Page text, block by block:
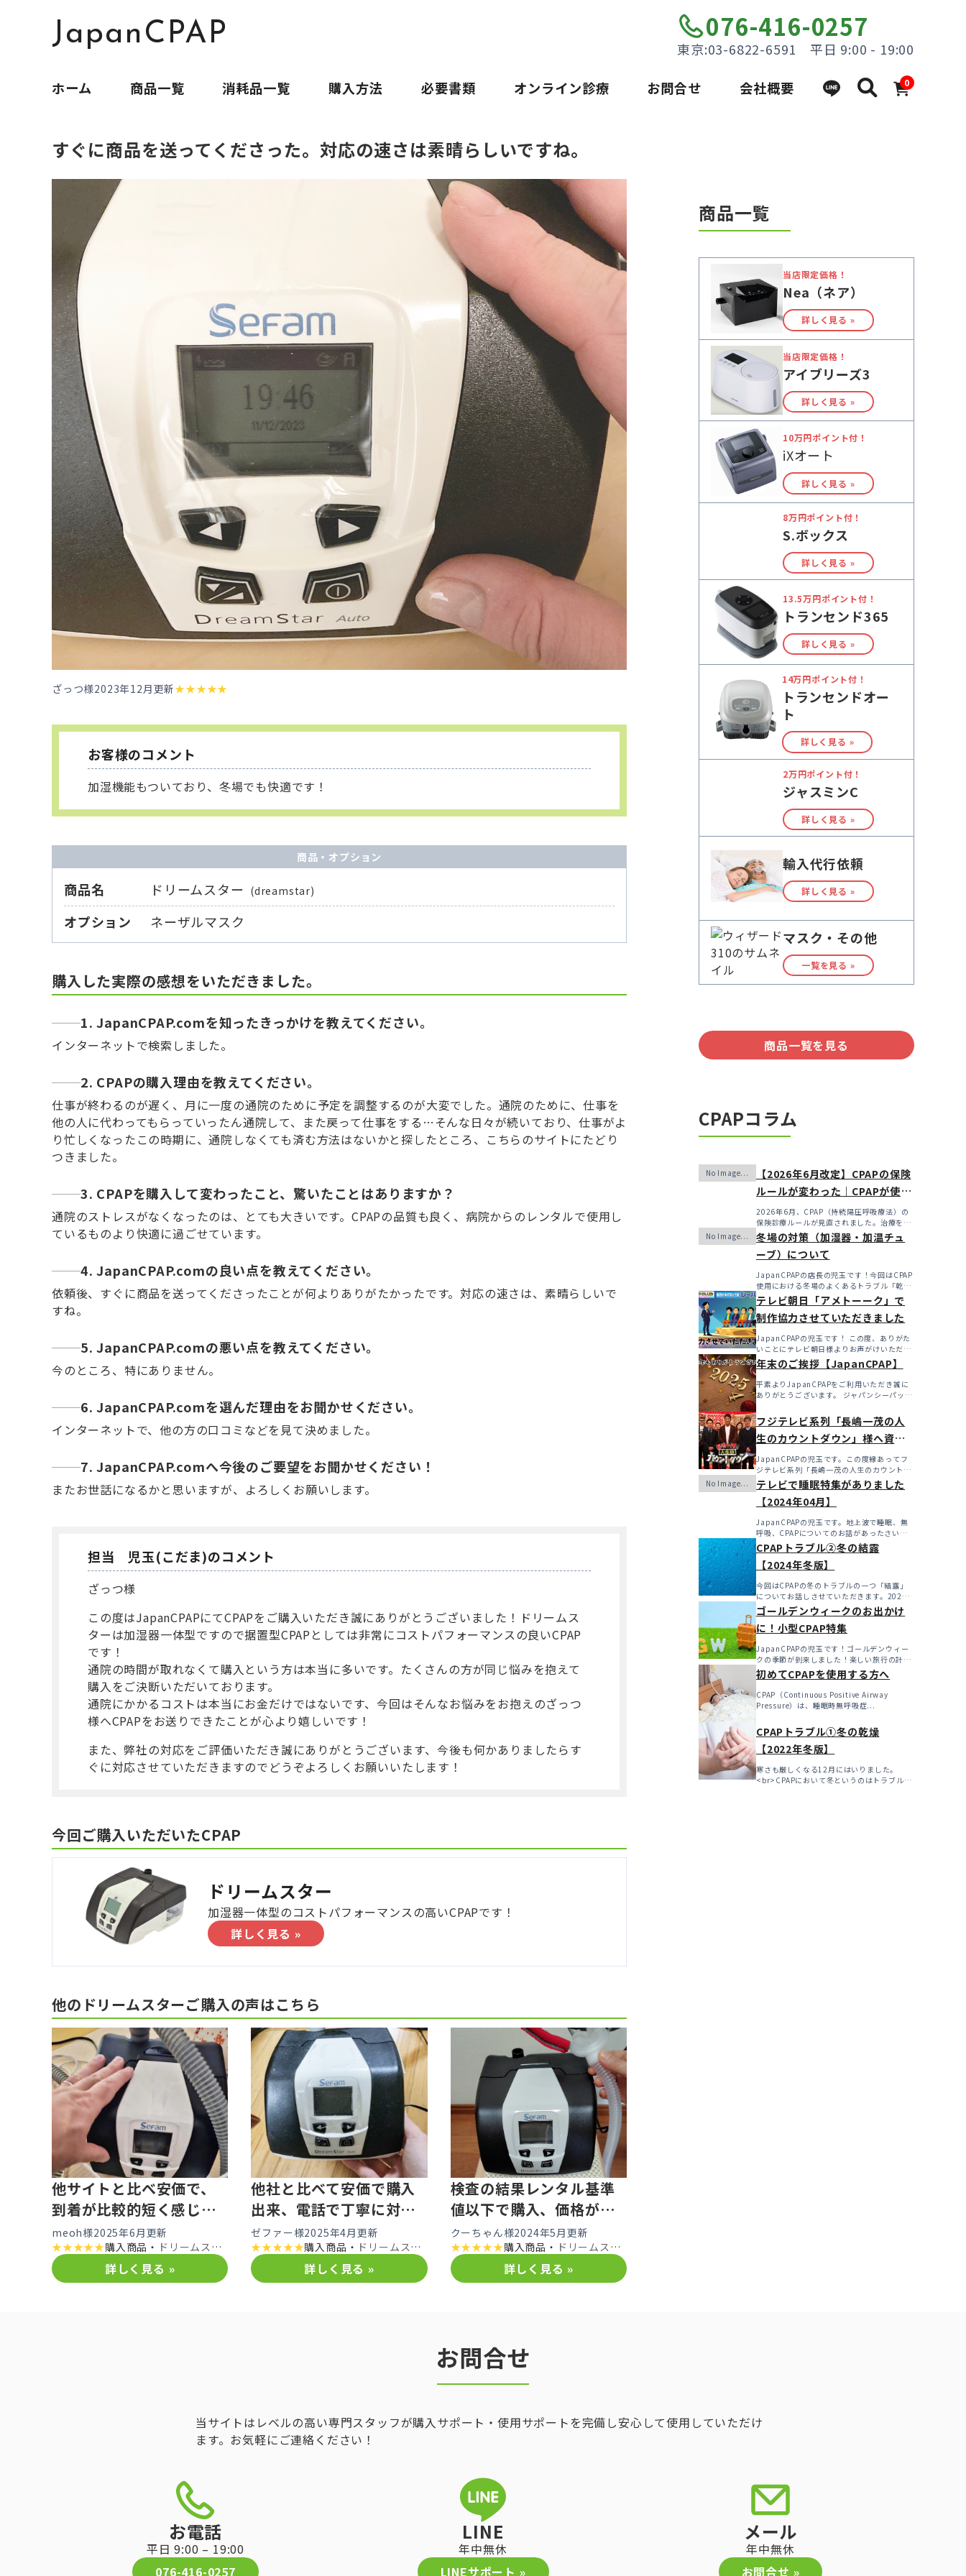
JapanCPAP 076-416-0257
東京:03-6822-6591 平日 9:00 - 19:00
0
ホーム 商品一覧 消耗品一覧 購入方法 必要書類 オンライン診療 お問合せ 会社概要
すぐに商品を送ってくださった。対応の速さは素晴らしいですね。
ざっつ様2023年12月更新★★★★★
お客様のコメント
加湿機能もついており、冬場でも快適です！
商品・オプション
商品名 ドリームスター (dreamstar)
オプション ネーザルマスク
購入した実際の感想をいただきました。
1. JapanCPAP.comを知ったきっかけを教えてください。
インターネットで検索しました。
2. CPAPの購入理由を教えてください。
仕事が終わるのが遅く、月に一度の通院のために予定を調整するのが大変でした。通院のために、仕事を
他の人に代わってもらっていったん通院して、また戻って仕事をする…そんな日々が続いており、仕事がよ
り忙しくなったこの時期に、通院しなくても済む方法はないかと探したところ、こちらのサイトにたどり
つきました。
3. CPAPを購入して変わったこと、驚いたことはありますか？
通院のストレスがなくなったのは、とても大きいです。CPAPの品質も良く、病院からのレンタルで使用し
ているものより快適に過ごせています。
4. JapanCPAP.comの良い点を教えてください。
依頼後、すぐに商品を送ってくださったことが何よりありがたかったです。対応の速さは、素晴らしいで
すね。
5. JapanCPAP.comの悪い点を教えてください。
今のところ、特にありません。
6. JapanCPAP.comを選んだ理由をお聞かせください。
インターネットで、他の方の口コミなどを見て決めました。
7. JapanCPAP.comへ今後のご要望をお聞かせください！
またお世話になるかと思いますが、よろしくお願いします。
担当 児玉(こだま)のコメント
ざっつ様
この度はJapanCPAPにてCPAPをご購入いただき誠にありがとうございました！ドリームス
ターは加湿器一体型ですので据置型CPAPとしては非常にコストパフォーマンスの良いCPAP
です！
通院の時間が取れなくて購入という方は本当に多いです。たくさんの方が同じ悩みを抱えて
購入をご決断いただいております。
通院にかかるコストは本当にお金だけではないです、今回はそんなお悩みをお抱えのざっつ
様へCPAPをお送りできたことが心より嬉しいです！
また、弊社の対応をご評価いただき誠にありがとうございます、今後も何かありましたらす
ぐに対応させていただきますのでどうぞよろしくお願いいたします！
今回ご購入いただいたCPAP
ドリームスター
加湿器一体型のコストパフォーマンスの高いCPAPです！
詳しく見る »
他のドリームスターご購入の声はこちら
他サイトと比べ安価で、
到着が比較的短く感じた
ため購入
meoh様2025年6月更新
★★★★★購入商品・ ドリームスタ
ー
詳しく見る »
他社と比べて安価で購入
出来、電話で丁寧に対応
してくれて購入した
ゼファー様2025年4月更新
★★★★★購入商品・ ドリームスタ
ー
詳しく見る »
検査の結果レンタル基準
値以下で購入、価格がど
こよりも安く購入出来た
クーちゃん様2024年5月更新
★★★★★購入商品・ ドリームスタ
ー
詳しく見る »
商品一覧
当店限定価格！
Nea（ネア）
詳しく見る »
当店限定価格！
アイブリーズ3
詳しく見る »
10万円ポイント付！
iXオート
詳しく見る »
8万円ポイント付！
S.ボックス
詳しく見る »
13.5万円ポイント付！
トランセンド365
詳しく見る »
14万円ポイント付！
トランセンドオー
ト
詳しく見る »
2万円ポイント付！
ジャスミンC
詳しく見る »
輸入代行依頼
詳しく見る »
マスク・その他
一覧を見る »
商品一覧を見る
CPAPコラム
【2026年6月改定】CPAPの保険
ルールが変わった｜CPAPが使え
なくなるかも？変更のメリッ
ト・デメリットと「購入」とい
う選択肢
2026年6月、CPAP（持続陽圧呼吸療法）の
保険診療ルールが見直されました。治療を始
めるハードルは...
冬場の対策（加湿器・加温チュ
ーブ）について
JapanCPAPの店長の児玉です！今回はCPAP
使用における冬場のよくあるトラブル「乾
燥・寒さ・結...
テレビ朝日「アメトーーク」で
制作協力させていただきました
JapanCPAPの児玉です！ この度、ありがた
いことにテレビ朝日様よりお声がけいただき
アメト...
年末のご挨拶【JapanCPAP】
平素よりJapanCPAPをご利用いただき誠に
ありがとうございます。 ジャパンシーパップ
フジテレビ系列「長嶋一茂の人
生のカウントダウン」様へ資料
を提供させていただきました！
JapanCPAPの児玉です。この度縁あってフ
ジテレビ系列「長嶋一茂の人生のカウントダ
ウン」様へ資料...
テレビで睡眠特集がありました
【2024年04月】
JapanCPAPの児玉です。地上波で睡眠、無
呼吸、CPAPについてのお話があったさいに
こちらで更新...
CPAPトラブル②冬の結露
【2024年冬版】
今回はCPAPの冬のトラブルの一つ「結露」
についてお話しさせていただきます。2024
年も始まったばか...
ゴールデンウィークのお出かけ
に！小型CPAP特集
JapanCPAPの児玉です！ゴールデンウィー
クの季節が到来しました！楽しい旅行の計画
を立てたり、特...
初めてCPAPを使用する方へ
CPAP（Continuous Positive Airway
Pressure）は、睡眠時無呼吸症...
CPAPトラブル①冬の乾燥
【2022年冬版】
寒さも厳しくなる12月にはいりました。
<br>CPAPにおいて冬というのはトラブルの
お問合せ
当サイトはレベルの高い専門スタッフが購入サポート・使用サポートを完備し安心して使用していただけ
ます。お気軽にご連絡ください！
お電話
平日 9:00 – 19:00
076-416-0257
LINE
年中無休
LINEサポート »
メール
年中無休
お問合せ »